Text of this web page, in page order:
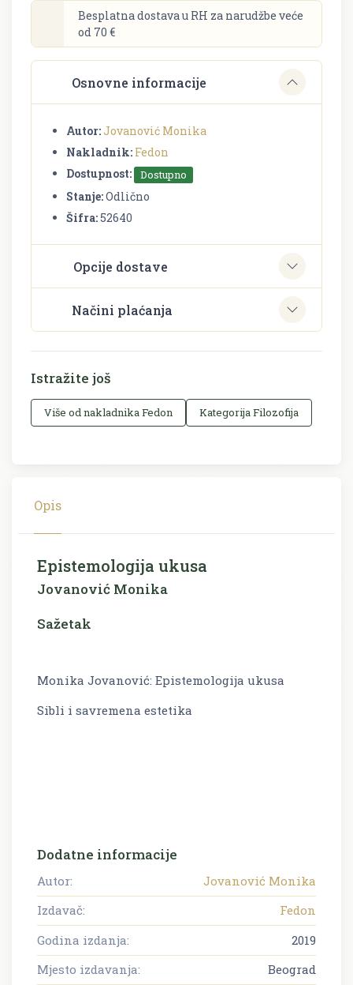
Besplatna dostava u RH za narudžbe veće
od 70 €
Osnovne informacije
Autor:Jovanović Monika
Nakladnik: Fedon
Dostupnost:
Dostupno
Stanje:Odlično
Šifra:52640
Opcije dostave
Načini plaćanja
Istražite još
Više od nakladnika Fedon Kategorija Filozofija
Opis
Epistemologija ukusa
Jovanović Monika
Sažetak
Monika Jovanović: Epistemologija ukusa
Sibli i savremena estetika
Dodatne informacije
Autor:
Jovanović Monika
Izdavač:
Fedon
Godina izdanja:
2019
Mjesto izdavanja:
Beograd